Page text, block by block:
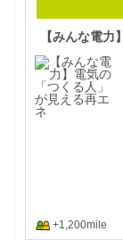
【みんな電
+1,200mile